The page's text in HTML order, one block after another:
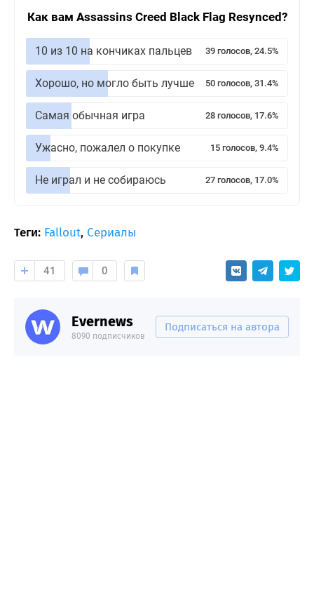
Как вам Assassins Creed Black Flag Resynced?
10 из 10 на кончиках пальцев 39 голосов, 24.5%
Хорошо, но могло быть лучше 50 голосов, 31.4%
Самая обычная игра 28 голосов, 17.6%
Ужасно, пожалел о покупке 15 голосов, 9.4%
Не играл и не собираюсь 27 голосов, 17.0%
Теги: Fallout, Сериалы
41 0
Evernews
8090 подписчиков
Подписаться на автора